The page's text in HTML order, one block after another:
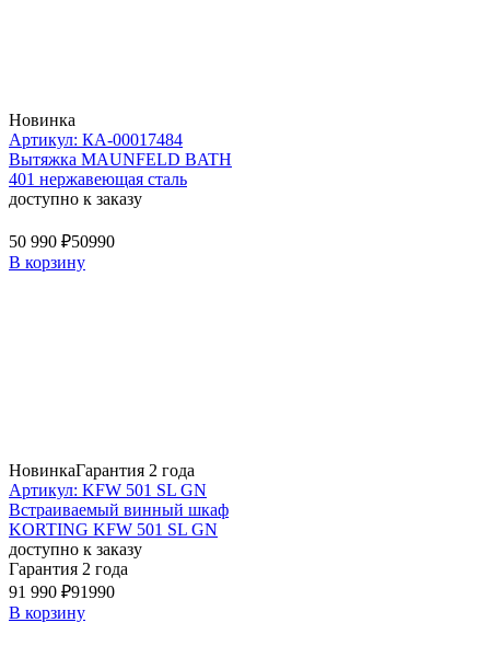
Новинка
Артикул: КА-00017484
Вытяжка MAUNFELD BATH
401 нержавеющая сталь
доступно к заказу
50 990 ₽50990
В корзину
НовинкаГарантия 2 года
Артикул: KFW 501 SL GN
Встраиваемый винный шкаф
KORTING KFW 501 SL GN
доступно к заказу
Гарантия 2 года
91 990 ₽91990
В корзину